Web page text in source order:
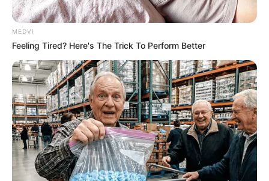
MEDVI
Feeling Tired? Here's The Trick To Perform Better